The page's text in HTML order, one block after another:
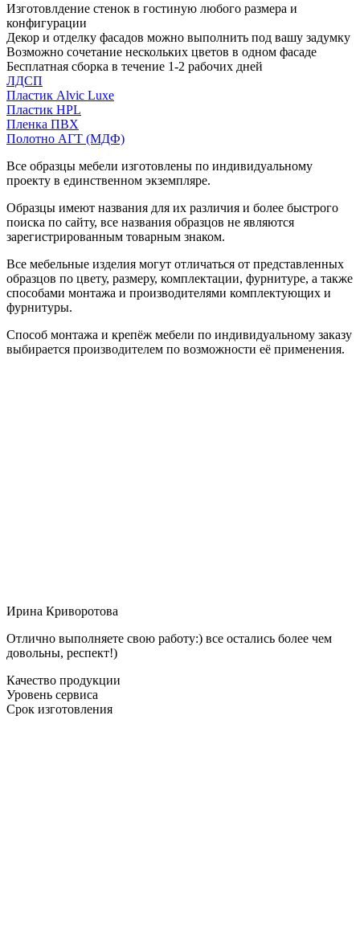
Изготовлдение стенок в гостиную любого размера и
конфигурации
Декор и отделку фасадов можно выполнить под вашу задумку
Возможно сочетание нескольких цветов в одном фасаде
Бесплатная сборка в течение 1-2 рабочих дней
ЛДСП
Пластик Alvic Luxe
Пластик HPL
Пленка ПВХ
Полотно АГТ (МДФ)
Все образцы мебели изготовлены по индивидуальному
проекту в единственном экземпляре.
Образцы имеют названия для их различия и более быстрого
поиска по сайту, все названия образцов не являются
зарегистрированным товарным знаком.
Все мебельные изделия могут отличаться от представленных
образцов по цвету, размеру, комплектации, фурнитуре, а также
способами монтажа и производителями комплектующих и
фурнитуры.
Способ монтажа и крепёж мебели по индивидуальному заказу
выбирается производителем по возможности её применения.
Ирина Криворотова
Отлично выполняете свою работу:) все остались более чем
довольны, респект!)
Качество продукции
Уровень сервиса
Срок изготовления